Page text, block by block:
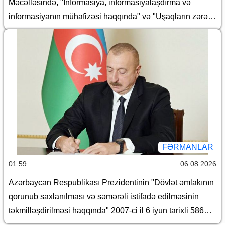
nömrəli sərəncamlarında dəyişiklik edilməsi barədə
Məcəlləsində, "İnformasiya, informasiyalaşdırma və
informasiyanın mühafizəsi haqqında" və "Uşaqların zərərli
informasiyadan qorunması haqqında" Azərbaycan
Respublikasının qanunlarında dəyişiklik edilməsi barədə"
Azərbaycan Respublikasının 2026-cı il 30 iyun tarixli 431-
VIIQD nömrəli Qanununun tətbiqi və bununla əlaqədar
Azərbaycan Respublikası Prezidentinin bəzi
fərmanlarında dəyişiklik edilməsi haqqında
FƏRMANLAR
01:59 06.08.2026
Azərbaycan Respublikası Prezidentinin "Dövlət əmlakının
qorunub saxlanılması və səmərəli istifadə edilməsinin
təkmilləşdirilməsi haqqında" 2007-ci il 6 iyun tarixli 586